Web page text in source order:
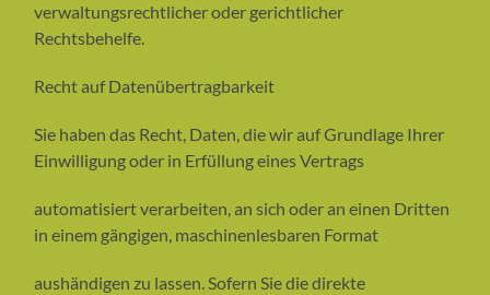
verwaltungsrechtlicher oder gerichtlicher
Rechtsbehelfe.
Recht auf Datenübertragbarkeit
Sie haben das Recht, Daten, die wir auf Grundlage Ihrer
Einwilligung oder in Erfüllung eines Vertrags
automatisiert verarbeiten, an sich oder an einen Dritten
in einem gängigen, maschinenlesbaren Format
aushändigen zu lassen. Sofern Sie die direkte